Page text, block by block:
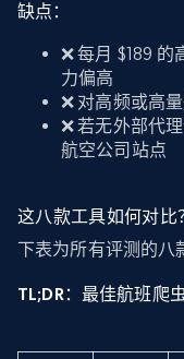
缺点：
❌ 每月 $189
力偏高
❌ 对高频或高
❌ 若无外部代
航空公司站点
这八款工具如何对比
下表为所有评测的八
TL;DR：最佳航班爬